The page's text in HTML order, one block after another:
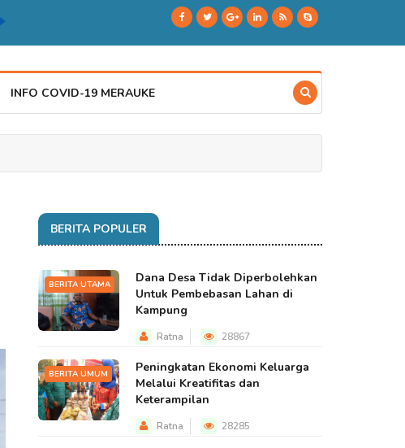
INFO COVID-19 MERAUKE
BERITA POPULER
BERITA UTAMA
Dana Desa Tidak Diperbolehkan
Untuk Pembebasan Lahan di
Kampung
Ratna 28867
BERITA UMUM
Peningkatan Ekonomi Keluarga
Melalui Kreatifitas dan
Keterampilan
Ratna 28285